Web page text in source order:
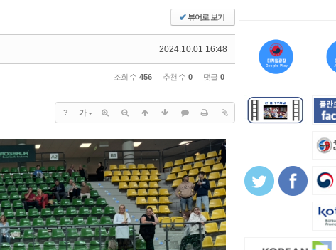
✔뷰어로 보기
2024.10.01 16:48
조회 수 456 추천 수 0 댓글 0
? 가